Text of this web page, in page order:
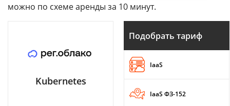
можно по схеме аренды за 10 минут.
Kubernetes
Подобрать тариф
IaaS
IaaS ФЗ-152